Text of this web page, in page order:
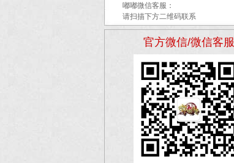
嘟嘟微信客服：
请扫描下方二维码联系
官方微信/微信客服